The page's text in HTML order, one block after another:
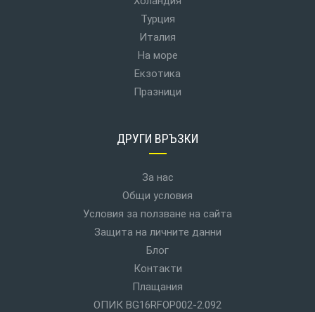
Турция
Италия
На море
Екзотика
Празници
ДРУГИ ВРЪЗКИ
За нас
Общи условия
Условия за ползване на сайта
Защита на личните данни
Блог
Контакти
Плащания
ОПИК BG16RFOP002-2.092